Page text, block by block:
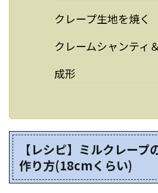
クレープ生地を焼く
クレームシャンティ
成形
【レシピ】ミルクレープ
作り方(18cmくらい)